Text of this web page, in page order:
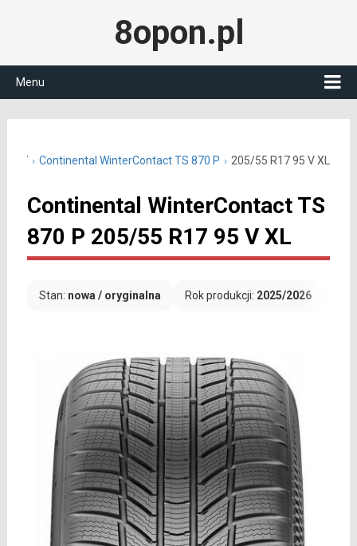
8opon.pl
Menu
R17 Continental WinterContact TS 870 P 205/55 R17 95 V XL
Continental WinterContact TS
870 P 205/55 R17 95 V XL
Stan: nowa / oryginalna Rok produkcji: 2025/2026